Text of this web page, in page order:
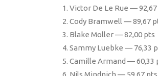
1. Victor De Le Rue —
2. Cody Bramwell — 89,67
3. Blake Moller — 82,00 pts
4. Sammy Luebke — 76,33
5. Camille Armand — 60,33
6. Nils Mindnich — 59,67 pts